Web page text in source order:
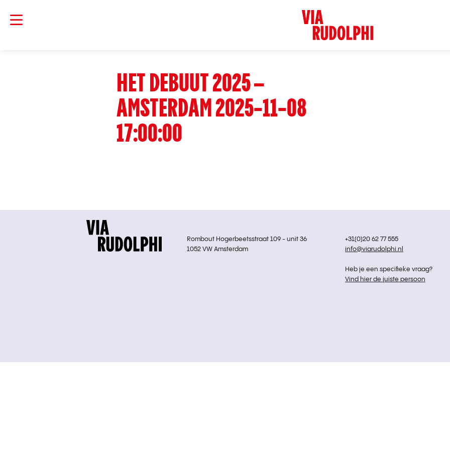
HET DEBUUT 2025 –
AMSTERDAM 2025-11-08
17:00:00
Rombout Hogerbeetsstraat 109 - unit 36
1052 VW Amsterdam
+31(0)20 62 77 555
info@viarudolphi.nl
Heb je een specifieke vraag?
Vind hier de juiste persoon